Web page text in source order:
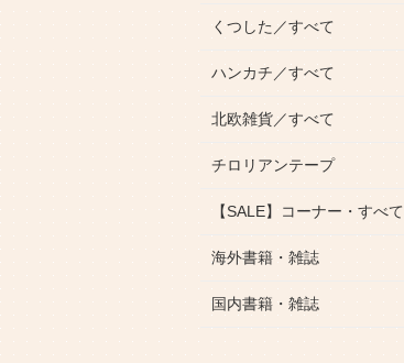
くつした／すべて
ハンカチ／すべて
北欧雑貨／すべて
チロリアンテープ
【SALE】コーナー・すべて
海外書籍・雑誌
国内書籍・雑誌